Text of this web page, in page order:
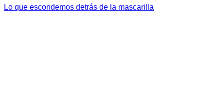
Lo que escondemos detrás de la mascarilla